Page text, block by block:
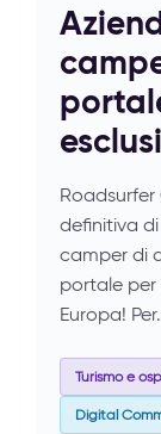
definitiva
camper di
portale per
Europa!
Turismo e
Digital